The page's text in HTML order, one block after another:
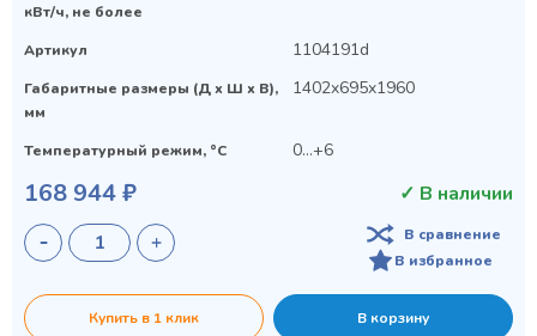
кВт/ч, не более
Артикул 1104191d
Габаритные размеры (Д х Ш х В),
мм
1402x695x1960
Температурный режим, °C 0…+6
168 944 ₽ ✓ В наличии
В сравнение
В избранное
Купить в 1 клик В корзину